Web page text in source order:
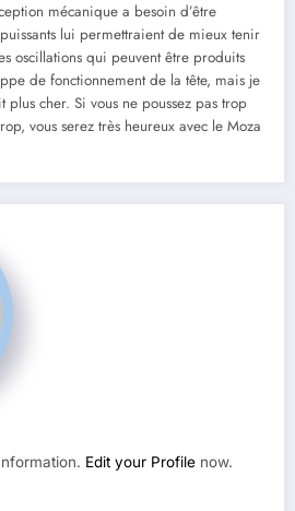
mécanique a besoin d’être
lui permettraient de mieux tenir
oscillations qui peuvent être produits
de fonctionnement de la tête, mais je
plus cher. Si vous ne poussez pas trop
vous serez très heureux avec le Moza
Edit your Profile now.